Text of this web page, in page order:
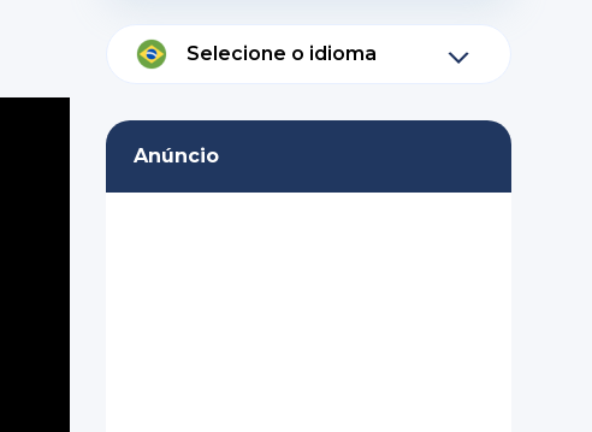
Selecione o idioma
Anúncio